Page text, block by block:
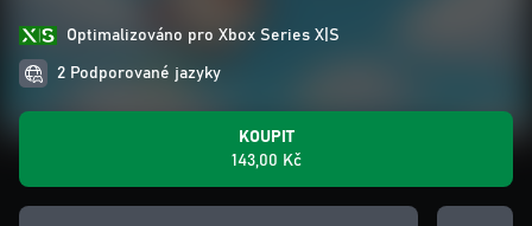
Optimalizováno pro Xbox Series X|S
2 Podporované jazyky
KOUPIT
143,00 Kč